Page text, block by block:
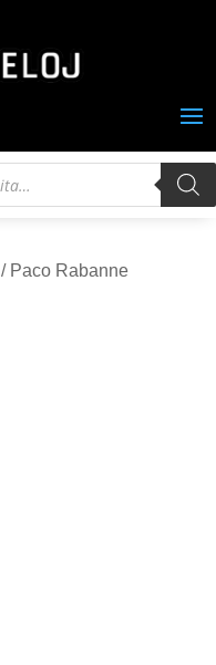
/ Paco Rabanne